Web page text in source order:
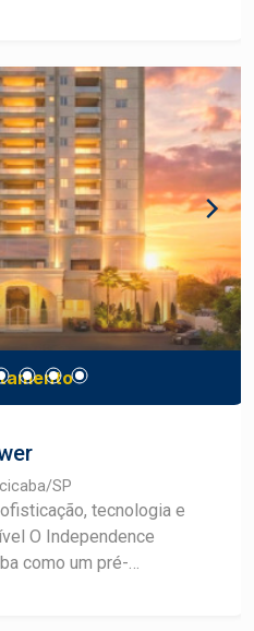
e até 3 suítes. Além
com espaços
estar, projetados
mais
e converse com um
Lançamentos.
- Piracicaba/SP
tecnologia e
como um pré-